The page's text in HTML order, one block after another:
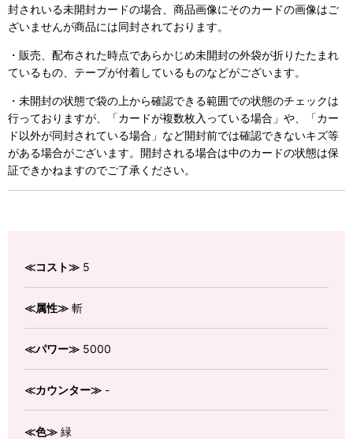
封されいる未開封カードの場合、商品画像にそのカードの画像はご
ざいませんが商品には同封されております。
・販売、配布された時点であらかじめ未開封の外袋が折りたたまれ
ているもの、テープが付着しているものなどがございます。
・未開封の状態で袋の上から確認できる範囲での状態のチェックは
行っておりますが、「カードが複数枚入っている場合」や、「カー
ド以外が同封されている場合」など開封前では確認できないキズ等
がある場合がございます。開封される場合は中のカードの状態は保
証できかねますのでご了承ください。
≪コスト≫ 5
≪属性≫ 斬
≪パワー≫ 5000
≪カウンター≫ -
≪色≫ 緑